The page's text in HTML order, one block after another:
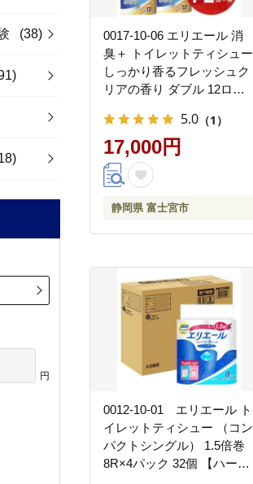
(38)
円
0017-10-06 エリエール 消
臭＋ トイレットティシュー
しっかり香るフレッシュク
リアの香り ダブル 12ロー
25m トイレットペーパー
パルプ100％ 消臭 防臭 日用
品 消耗品 備蓄
5.0 （1）
17,000円
静岡県 富士宮市
0012-10-01 エリエール ト
イレットティシュー （コン
パクトシングル） 1.5倍巻
8R×4パック 32個 【ハーフ